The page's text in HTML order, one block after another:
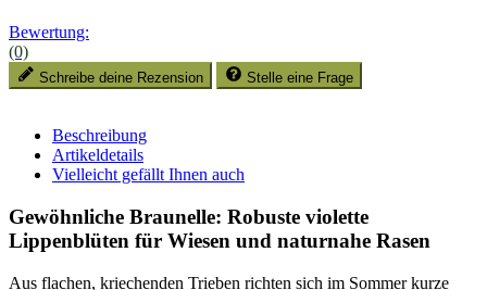
Bewertung:
(0)
Schreibe deine Rezension Stelle eine Frage
Beschreibung
Artikeldetails
Vielleicht gefällt Ihnen auch
Gewöhnliche Braunelle: Robuste violette
Lippenblüten für Wiesen und naturnahe Rasen
Aus flachen, kriechenden Trieben richten sich im Sommer kurze